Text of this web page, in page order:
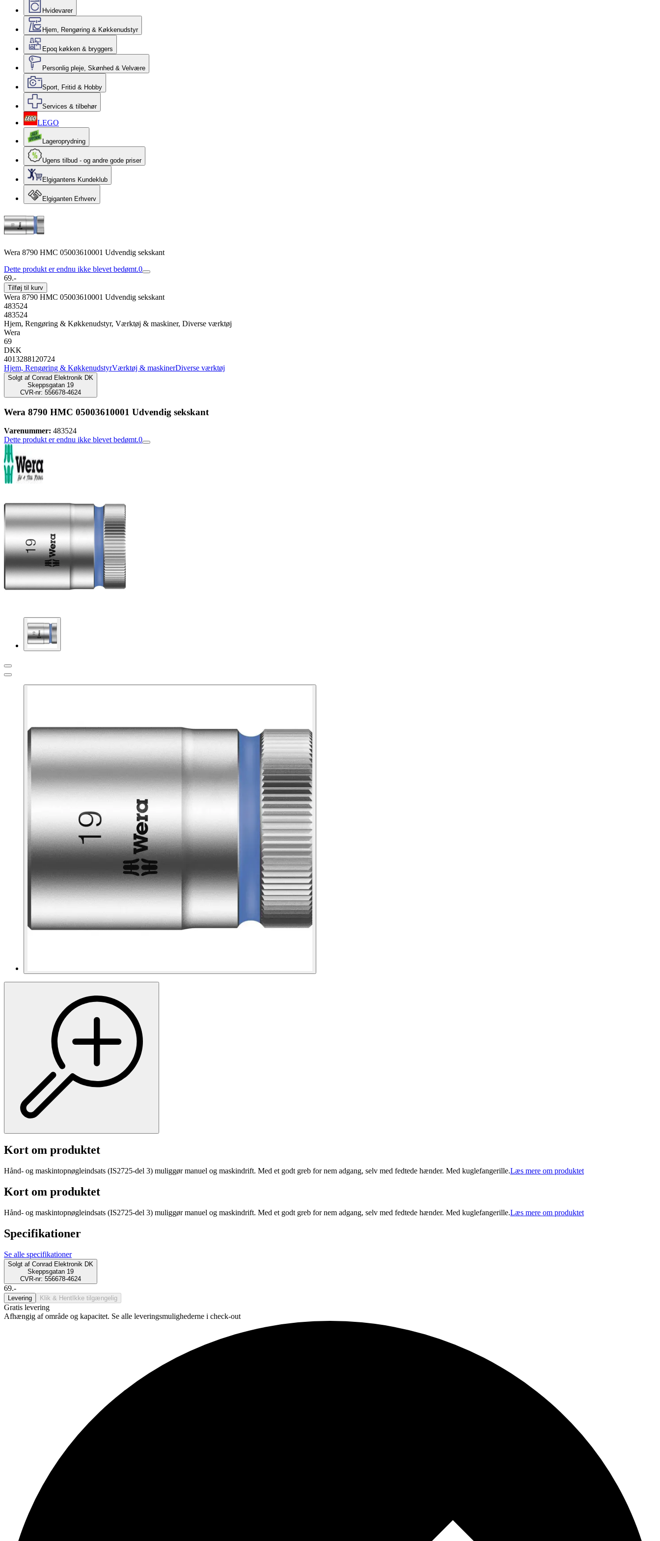
Hvidevarer
Hjem, Rengøring & Køkkenudstyr
Epoq køkken & bryggers
Personlig pleje, Skønhed & Velvære
Sport, Fritid & Hobby
Services & tilbehør
LEGO
Lageroprydning
Ugens tilbud - og andre gode priser
Elgigantens Kundeklub
Elgiganten Erhverv
Wera 8790 HMC 05003610001 Udvendig sekskant
Dette produkt er endnu ikke blevet bedømt.0
69.-
Tilføj til kurv
Wera 8790 HMC 05003610001 Udvendig sekskant
483524
483524
Hjem, Rengøring & Køkkenudstyr, Værktøj & maskiner, Diverse værktøj
Wera
69
DKK
4013288120724
Hjem, Rengøring & KøkkenudstyrVærktøj & maskinerDiverse værktøj
Solgt af Conrad Elektronik DK
Skeppsgatan 19
CVR-nr: 556678-4624
Wera 8790 HMC 05003610001 Udvendig sekskant
Varenummer: 483524
Dette produkt er endnu ikke blevet bedømt.0
Kort om produktet
Hånd- og maskintopnøgleindsats (IS2725-del 3) muliggør manuel og maskindrift. Med et godt greb for nem adgang, selv med fedtede hænder. Med kuglefangerille.Læs mere om produktet
Kort om produktet
Hånd- og maskintopnøgleindsats (IS2725-del 3) muliggør manuel og maskindrift. Med et godt greb for nem adgang, selv med fedtede hænder. Med kuglefangerille.Læs mere om produktet
Specifikationer
Se alle specifikationer
Solgt af Conrad Elektronik DK
Skeppsgatan 19
CVR-nr: 556678-4624
69.-
Levering Klik & Hent Ikke tilgængelig
Gratis levering
Afhængig af område og kapacitet. Se alle leveringsmulighederne i check-out